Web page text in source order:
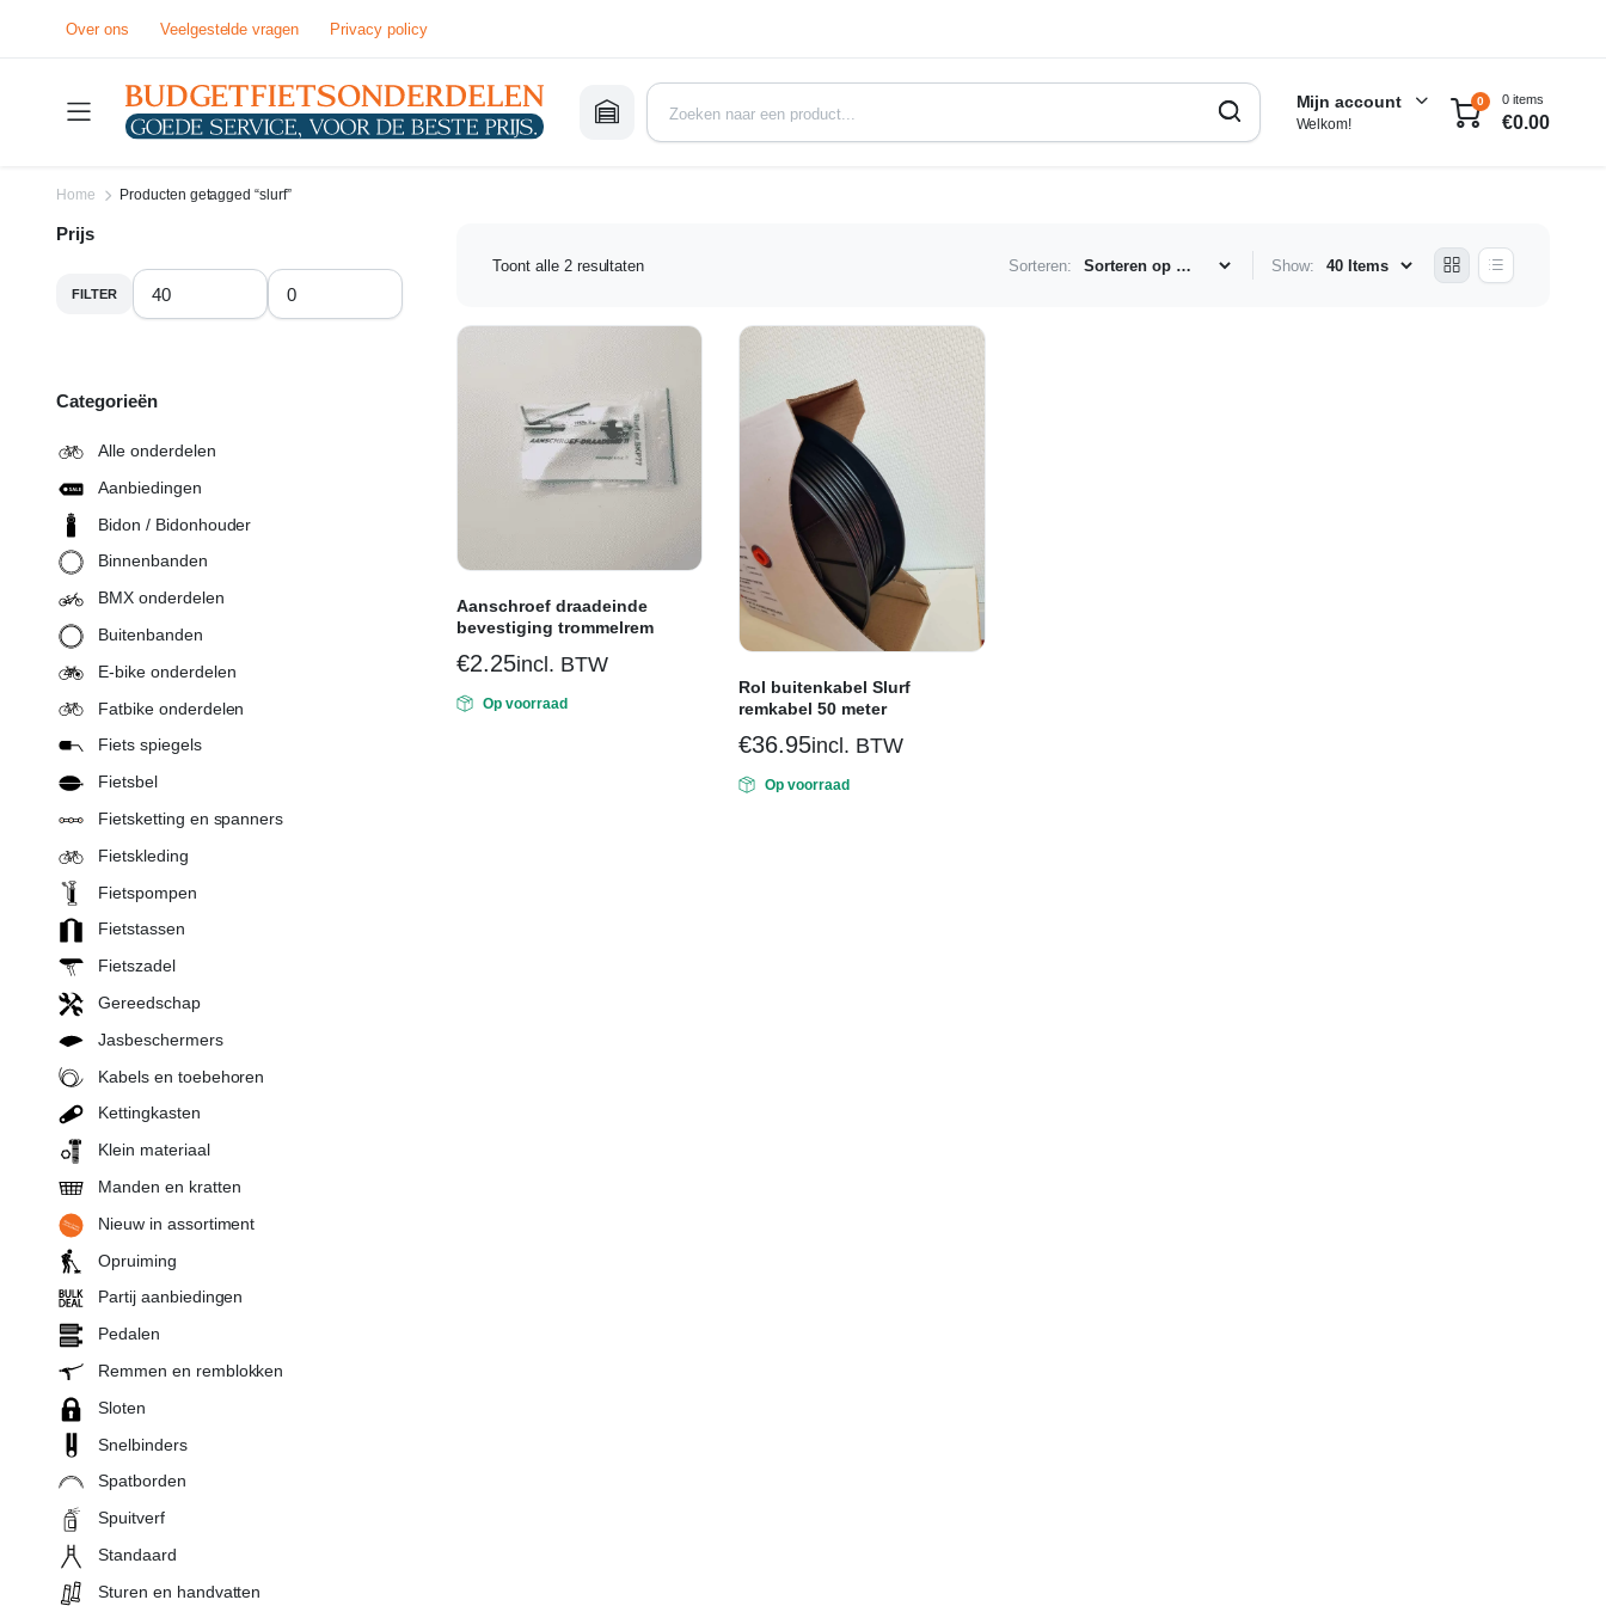
Over ons Veelgestelde vragen Privacy policy
Mijn account
Welkom!
0 0 items
€0.00
Home Producten getagged “slurf”
Toont alle 2 resultatenGesorteerd
Sorteren: Show:
Aanschroef draadeinde
bevestiging trommelrem
€2.25incl. BTW
Op voorraad
Rol buitenkabel Slurf
remkabel 50 meter
€36.95incl. BTW
Op voorraad
Prijs
FILTER
Categorieën
Alle onderdelen
Aanbiedingen
Bidon / Bidonhouder
Binnenbanden
BMX onderdelen
Buitenbanden
E-bike onderdelen
Fatbike onderdelen
Fiets spiegels
Fietsbel
Fietsketting en spanners
Fietskleding
Fietspompen
Fietstassen
Fietszadel
Gereedschap
Jasbeschermers
Kabels en toebehoren
Kettingkasten
Klein materiaal
Manden en kratten
Nieuw in assortiment
Opruiming
Partij aanbiedingen
Pedalen
Remmen en remblokken
Sloten
Snelbinders
Spatborden
Spuitverf
Standaard
Sturen en handvatten